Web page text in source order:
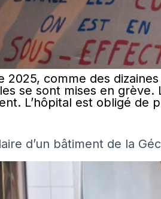
2025, comme des
se sont mises en
L’hôpital est obligé de
d’un bâtiment de la